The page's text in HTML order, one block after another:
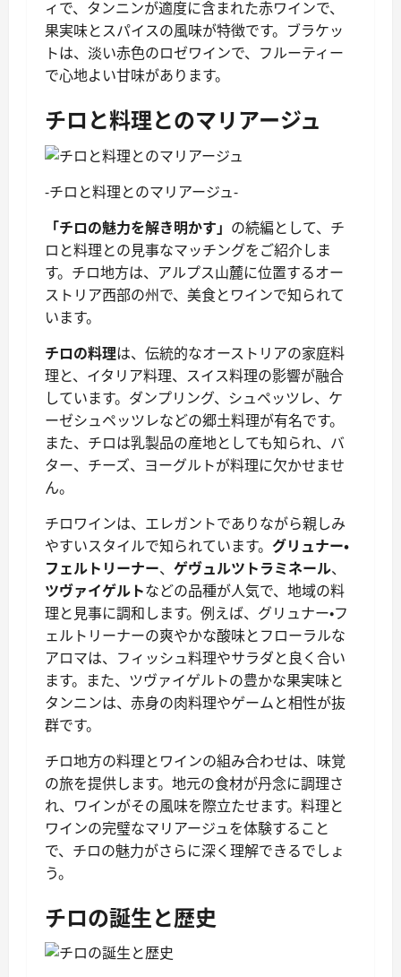
ィで、タンニンが適度に含まれた赤ワインで、
果実味とスパイスの風味が特徴です。ブラケッ
トは、淡い赤色のロゼワインで、フルーティー
で心地よい甘味があります。
チロと料理とのマリアージュ
-チロと料理とのマリアージュ-
「チロの魅力を解き明かす」 の続編として、チ
ロと料理との見事なマッチングをご紹介しま
す。チロ地方は、アルプス山麓に位置するオー
ストリア西部の州で、美食とワインで知られて
います。
チロの料理は、伝統的なオーストリアの家庭料
理と、イタリア料理、スイス料理の影響が融合
しています。ダンプリング、シュペッツレ、ケ
ーゼシュペッツレなどの郷土料理が有名です。
また、チロは乳製品の産地としても知られ、バ
ター、チーズ、ヨーグルトが料理に欠かせませ
ん。
チロワインは、エレガントでありながら親しみ
やすいスタイルで知られています。 グリュナー・
フェルトリーナー、 ゲヴュルツトラミネール、
ツヴァイゲルトなどの品種が人気で、地域の料
理と見事に調和します。例えば、グリュナー・フ
ェルトリーナーの爽やかな酸味とフローラルな
アロマは、フィッシュ料理やサラダと良く合い
ます。また、ツヴァイゲルトの豊かな果実味と
タンニンは、赤身の肉料理やゲームと相性が抜
群です。
チロ地方の料理とワインの組み合わせは、味覚
の旅を提供します。地元の食材が丹念に調理さ
れ、ワインがその風味を際立たせます。料理と
ワインの完璧なマリアージュを体験すること
で、チロの魅力がさらに深く理解できるでしょ
う。
チロの誕生と歴史